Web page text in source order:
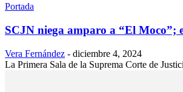
Portada
SCJN niega amparo a “El Moco”;
Vera Fernández - diciembre 4, 2024
La Primera Sala de la Suprema Corte de